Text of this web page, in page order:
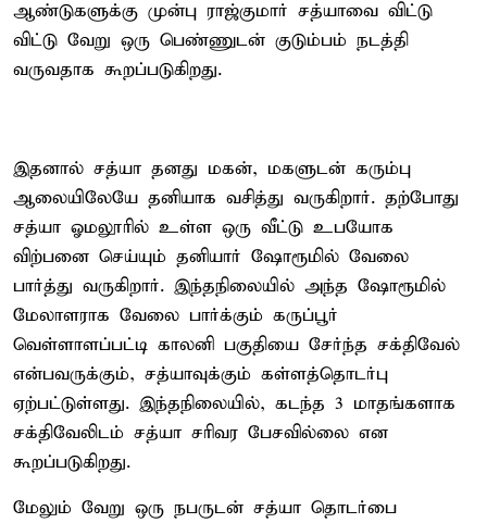
ஆண்டுகளுக்கு முன்பு ராஜ்குமார் சத்யாவை விட்டு
விட்டு வேறு ஒரு பெண்ணுடன் குடும்பம் நடத்தி
வருவதாக கூறப்படுகிறது.
இதனால் சத்யா தனது மகன், மகளுடன் கரும்பு
ஆலையிலேயே தனியாக வசித்து வருகிறார். தற்போது
சத்யா ஓமலூரில் உள்ள ஒரு வீட்டு உபயோக
விற்பனை செய்யும் தனியார் ஷோரூமில் வேலை
பார்த்து வருகிறார். இந்தநிலையில் அந்த ஷோரூமில்
மேலாளராக வேலை பார்க்கும் கருப்பூர்
வெள்ளாளப்பட்டி காலனி பகுதியை சேர்ந்த சக்திவேல்
என்பவருக்கும், சத்யாவுக்கும் கள்ளத்தொடர்பு
ஏற்பட்டுள்ளது. இந்தநிலையில், கடந்த 3 மாதங்களாக
சக்திவேலிடம் சத்யா சரிவர பேசவில்லை என
கூறப்படுகிறது.
மேலும் வேறு ஒரு நபருடன் சத்யா தொடர்பை